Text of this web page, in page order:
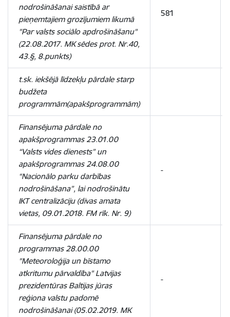
nodrošināšanai saistībā ar
pieņemtajiem grozījumiem likumā
"Par valsts sociālo apdrošināšanu"
(22.08.2017. MK sēdes prot. Nr.40,
43.§, 8.punkts)
581
t.sk. iekšējā līdzekļu pārdale starp
budžeta
programmām(apakšprogrammām)
Finansējuma pārdale no
apakšprogrammas 23.01.00
“Valsts vides dienests” un
apakšprogrammas 24.08.00
“Nacionālo parku darbības
nodrošināšana”, lai nodrošinātu
IKT centralizāciju (divas amata
vietas, 09.01.2018. FM rīk. Nr. 9)
-
Finansējuma pārdale no
programmas 28.00.00
"Meteoroloģija un bīstamo
atkritumu pārvaldība" Latvijas
prezidentūras Baltijas jūras
reģiona valstu padomē
nodrošināšanai (05.02.2019. MK
-